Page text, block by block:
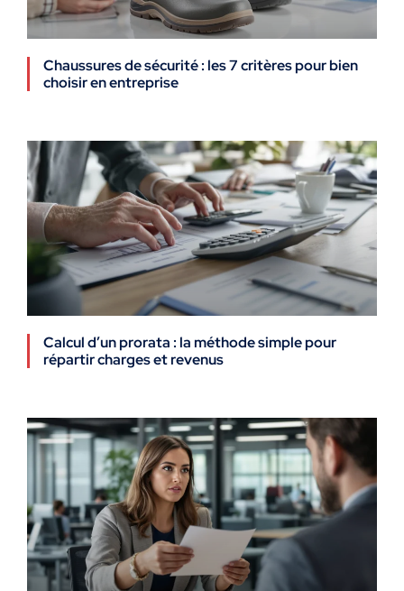
Chaussures de sécurité : les 7 critères pour bien
choisir en entreprise
Calcul d’un prorata : la méthode simple pour
répartir charges et revenus